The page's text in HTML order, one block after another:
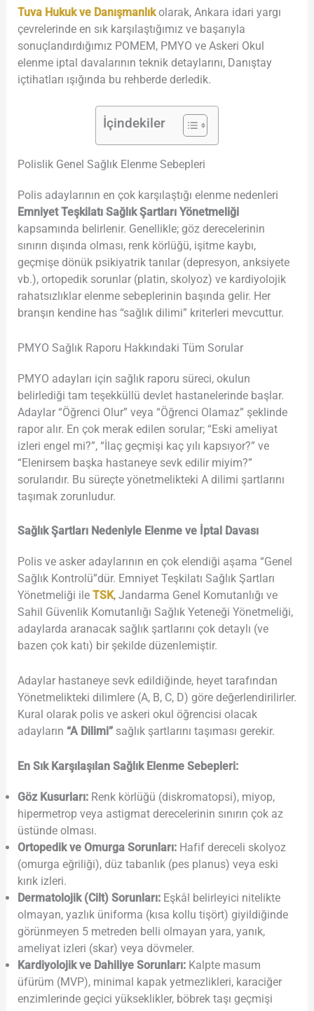
Tuva Hukuk ve Danışmanlıkolarak, Ankara idari yargı
çevrelerinde en sık karşılaştığımız ve başarıyla
sonuçlandırdığımız POMEM, PMYO ve Askeri Okul
elenme iptal davalarının teknik detaylarını, Danıştay
içtihatları ışığında bu rehberde derledik.
İçindekiler
Polislik Genel Sağlık Elenme Sebepleri
Polis adaylarının en çok karşılaştığı elenme nedenleri
Emniyet Teşkilatı Sağlık Şartları Yönetmeliği
kapsamında belirlenir. Genellikle; göz derecelerinin
sınırın dışında olması, renk körlüğü, işitme kaybı,
geçmişe dönük psikiyatrik tanılar (depresyon, anksiyete
vb.), ortopedik sorunlar (platin, skolyoz) ve kardiyolojik
rahatsızlıklar elenme sebeplerinin başında gelir. Her
branşın kendine has “sağlık dilimi” kriterleri mevcuttur.
PMYO Sağlık Raporu Hakkındaki Tüm Sorular
PMYO adayları için sağlık raporu süreci, okulun
belirlediği tam teşekküllü devlet hastanelerinde başlar.
Adaylar “Öğrenci Olur” veya “Öğrenci Olamaz” şeklinde
rapor alır. En çok merak edilen sorular; “Eski ameliyat
izleri engel mi?”, “İlaç geçmişi kaç yılı kapsıyor?” ve
“Elenirsem başka hastaneye sevk edilir miyim?”
sorularıdır. Bu süreçte yönetmelikteki A dilimi şartlarını
taşımak zorunludur.
Sağlık Şartları Nedeniyle Elenme ve İptal Davası
Polis ve asker adaylarının en çok elendiği aşama “Genel
Sağlık Kontrolü”dür. Emniyet Teşkilatı Sağlık Şartları
Yönetmeliği ile TSK, Jandarma Genel Komutanlığı ve
Sahil Güvenlik Komutanlığı Sağlık Yeteneği Yönetmeliği,
adaylarda aranacak sağlık şartlarını çok detaylı (ve
bazen çok katı) bir şekilde düzenlemiştir.
Adaylar hastaneye sevk edildiğinde, heyet tarafından
Yönetmelikteki dilimlere (A, B, C, D) göre değerlendirilirler.
Kural olarak polis ve askeri okul öğrencisi olacak
adayların “A Dilimi”sağlık şartlarını taşıması gerekir.
En Sık Karşılaşılan Sağlık Elenme Sebepleri:
Göz Kusurları:Renk körlüğü (diskromatopsi), miyop,
hipermetrop veya astigmat derecelerinin sınırın çok az
üstünde olması.
Ortopedik ve Omurga Sorunları:Hafif dereceli skolyoz
(omurga eğriliği), düz tabanlık (pes planus) veya eski
kırık izleri.
Dermatolojik (Cilt) Sorunları:Eşkâl belirleyici nitelikte
olmayan, yazlık üniforma (kısa kollu tişört) giyildiğinde
görünmeyen 5 metreden belli olmayan yara, yanık,
ameliyat izleri (skar) veya dövmeler.
Kardiyolojik ve Dahiliye Sorunları:Kalpte masum
üfürüm (MVP), minimal kapak yetmezlikleri, karaciğer
enzimlerinde geçici yükseklikler, böbrek taşı geçmişi